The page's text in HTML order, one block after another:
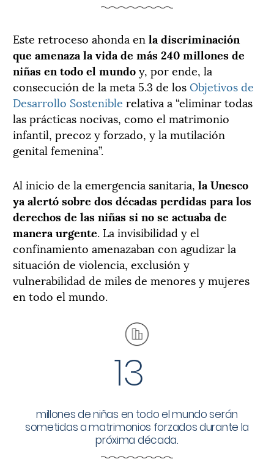
Este retroceso ahonda en la discriminación
que amenaza la vida de más 240 millones de
niñas en todo el mundoy, por ende, la
consecución de la meta 5.3 de losObjetivos de
Desarrollo Sostenible relativa a “eliminar todas
las prácticas nocivas, como el matrimonio
infantil, precoz y forzado, y la mutilación
genital femenina”.
Al inicio de la emergencia sanitaria, la Unesco
ya alertó sobre dos décadas perdidas para los
derechos de las niñas si no se actuaba de
manera urgente. La invisibilidad y el
confinamiento amenazaban con agudizar la
situación de violencia, exclusión y
vulnerabilidad de miles de menores y mujeres
en todo el mundo.
13
millones de niñas en todo el mundo serán
sometidas a matrimonios forzados durante la
próxima década.